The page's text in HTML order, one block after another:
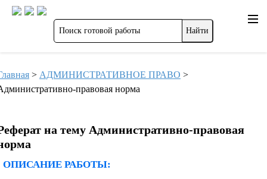
> АДМИНИСТРАТИВНОЕ ПРАВО >
правовая норма
на тему Административно-правовая
ОПИСАНИЕ РАБОТЫ: